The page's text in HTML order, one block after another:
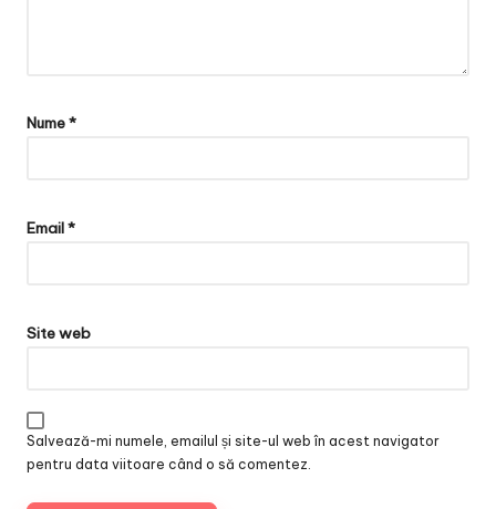
Nume*
Email*
Site web
Salvează-mi numele, emailul și site-ul web în acest navigator
pentru data viitoare când o să comentez.